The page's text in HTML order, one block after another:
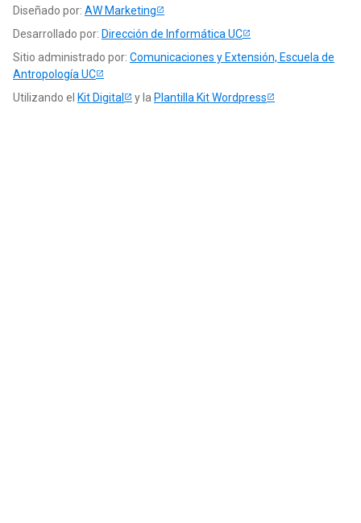
Diseñado por: AW Marketing
Desarrollado por: Dirección de Informática UC
Sitio administrado por: Comunicaciones y Extensión, Escuela de
Antropología UC
Utilizando el Kit Digital y la Plantilla Kit Wordpress